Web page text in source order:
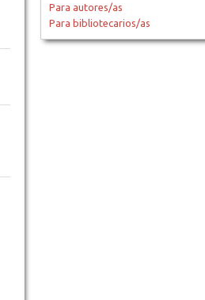
Para autores/as
Para bibliotecarios/as